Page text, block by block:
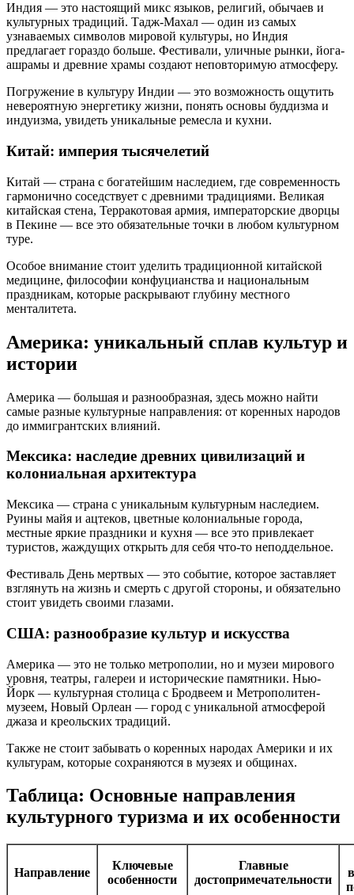
Индия — это настоящий микс языков, религий, обычаев и
культурных традиций. Тадж-Махал — один из самых
узнаваемых символов мировой культуры, но Индия
предлагает гораздо больше. Фестивали, уличные рынки, йога-
ашрамы и древние храмы создают неповторимую атмосферу.
Погружение в культуру Индии — это возможность ощутить
невероятную энергетику жизни, понять основы буддизма и
индуизма, увидеть уникальные ремесла и кухни.
Китай: империя тысячелетий
Китай — страна с богатейшим наследием, где современность
гармонично соседствует с древними традициями. Великая
китайская стена, Терракотовая армия, императорские дворцы
в Пекине — все это обязательные точки в любом культурном
туре.
Особое внимание стоит уделить традиционной китайской
медицине, философии конфуцианства и национальным
праздникам, которые раскрывают глубину местного
менталитета.
Америка: уникальный сплав культур и
истории
Америка — большая и разнообразная, здесь можно найти
самые разные культурные направления: от коренных народов
до иммигрантских влияний.
Мексика: наследие древних цивилизаций и
колониальная архитектура
Мексика — страна с уникальным культурным наследием.
Руины майя и ацтеков, цветные колониальные города,
местные яркие праздники и кухня — все это привлекает
туристов, жаждущих открыть для себя что-то неподдельное.
Фестиваль День мертвых — это событие, которое заставляет
взглянуть на жизнь и смерть с другой стороны, и обязательно
стоит увидеть своими глазами.
США: разнообразие культур и искусства
Америка — это не только метрополии, но и музеи мирового
уровня, театры, галереи и исторические памятники. Нью-
Йорк — культурная столица с Бродвеем и Метрополитен-
музеем, Новый Орлеан — город с уникальной атмосферой
джаза и креольских традиций.
Также не стоит забывать о коренных народах Америки и их
культурам, которые сохраняются в музеях и общинах.
Таблица: Основные направления
культурного туризма и их особенности
Направление
Ключевые
особенности
Главные
достопримечательности